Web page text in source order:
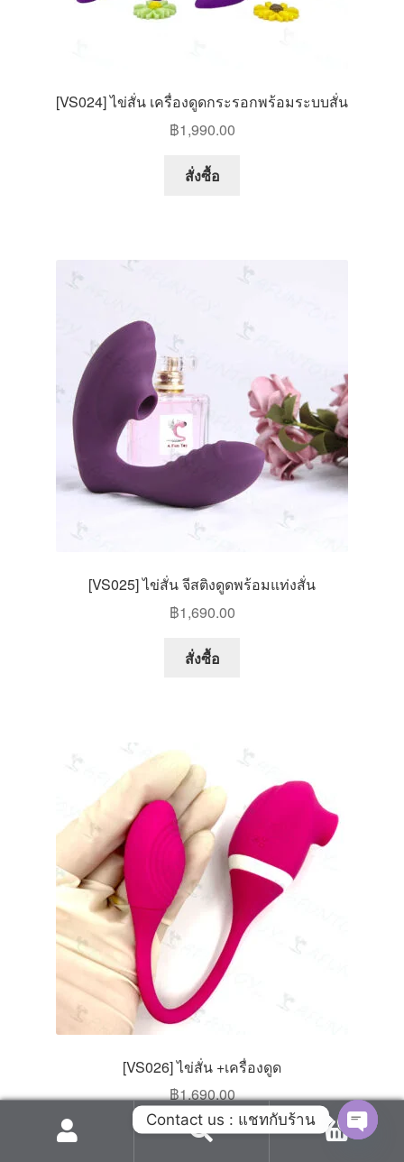
[VS024] ไข่สั่น เครื่องดูดกระรอกพร้อมระบบสั่น
฿1,990.00
สั่งซื้อ
[VS025] ไข่สั่น จีสติงดูดพร้อมแท่งสั่น
฿1,690.00
สั่งซื้อ
The
options
may
be
chosen
on
product
page
[VS026] ไข่สั่น +เครื่องดูด
฿1,690.00
สั่งซื้อ
0
Contact us : แชทกับร้าน